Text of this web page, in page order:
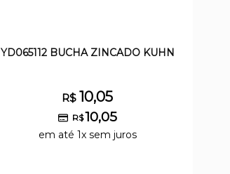
YD065112 BUCHA ZINCADO KUHN
R$ 10,05
R$10,05
em até 1x sem juros